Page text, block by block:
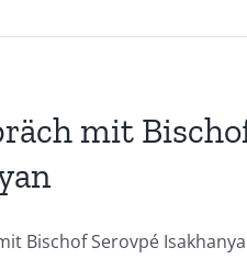
mit
Bischof Serovpé